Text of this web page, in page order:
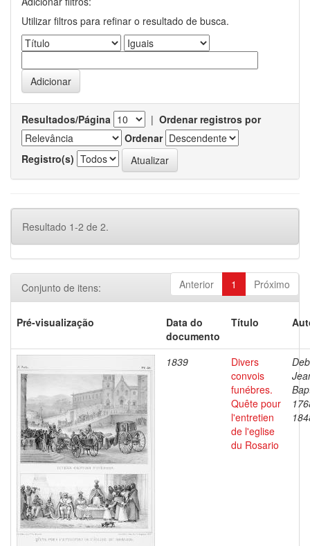
Utilizar filtros para refinar o resultado de busca.
Resultados/Página | Ordenar registros por
Ordenar
Registro(s)
Resultado 1-2 de 2.
Anterior 1 Próximo
Conjunto de itens:
Pré-visualização
Data do
documento
Título
1839
Divers
convois
funébres.
Quête pour
l'entretien
de l'eglise
du Rosario